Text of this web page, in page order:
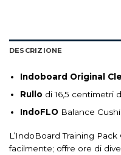
DESCRIZIONE
Indoboard Original
Rullo di 16,5 centimetri
IndoFLO Balance
L’IndoBoard Training
facilmente; offre ore di